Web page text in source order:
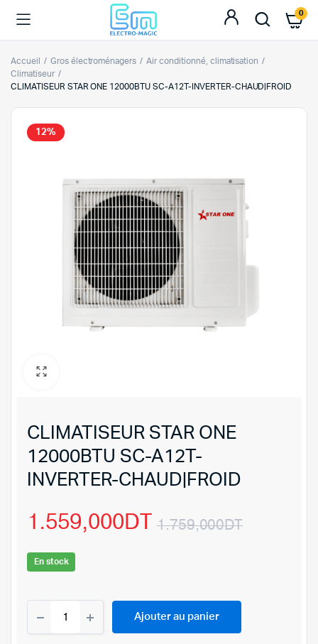
0
Accueil Gros électroménagers
Air conditionné, climatisation
Climatiseur
CLIMATISEUR STAR ONE 12000BTU SC-A12T-INVERTER-CHAUD|FROID
12%
CLIMATISEUR STAR ONE
12000BTU SC-A12T-
INVERTER-CHAUD|FROID
1.759,000DT
1.559,000DT
En stock
STAR
ONE
Ajouter au panier